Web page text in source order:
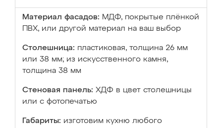
Материал фасадов: МДФ, покрытые плёнкой
ПВХ, или другой материал на ваш выбор
Столешница: пластиковая, толщина 26 мм
или 38 мм; из искусственного камня,
толщина 38 мм
Стеновая панель: ХДФ в цвет столешницы
или с фотопечатью
Габариты: изготовим кухню любого